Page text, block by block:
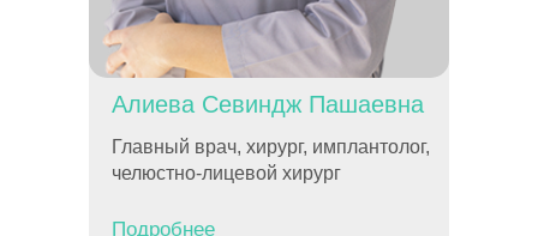
Алиева Севиндж Пашаевна
Главный врач, хирург, имплантолог,
челюстно-лицевой хирург
Подробнее